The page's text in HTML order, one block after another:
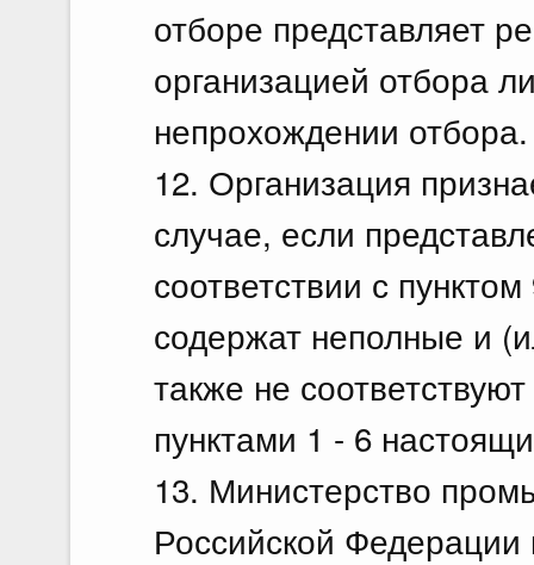
отборе представляет
организацией отбора
непрохождении отбора.
12. Организация
случае, если
соответствии с
содержат неполные и
также не
пунктами 1 - 6
13. Министерство
Российской